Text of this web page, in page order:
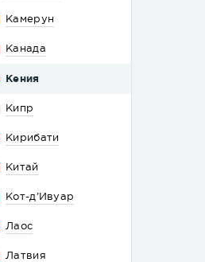
Камерун
Канада
Кения
Кипр
Кирибати
Китай
Кот-д’Ивуар
Лаос
Латвия